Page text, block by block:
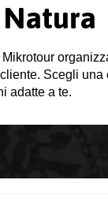
Scegli
adatte a te.